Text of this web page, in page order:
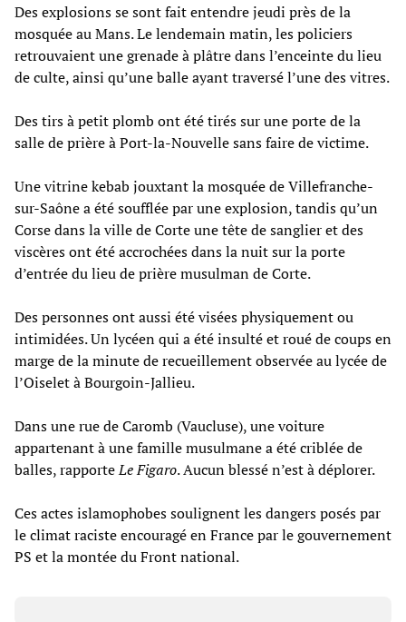
Des explosions se sont fait entendre jeudi près de la
mosquée au Mans. Le lendemain matin, les policiers
retrouvaient une grenade à plâtre dans l’enceinte du lieu
de culte, ainsi qu’une balle ayant traversé l’une des vitres.
Des tirs à petit plomb ont été tirés sur une porte de la
salle de prière à Port-la-Nouvelle sans faire de victime.
Une vitrine kebab jouxtant la mosquée de Villefranche-
sur-Saône a été soufflée par une explosion, tandis qu’un
Corse dans la ville de Corte une tête de sanglier et des
viscères ont été accrochées dans la nuit sur la porte
d’entrée du lieu de prière musulman de Corte.
Des personnes ont aussi été visées physiquement ou
intimidées. Un lycéen qui a été insulté et roué de coups en
marge de la minute de recueillement observée au lycée de
l’Oiselet à Bourgoin-Jallieu.
Dans une rue de Caromb (Vaucluse), une voiture
appartenant à une famille musulmane a été criblée de
balles, rapporteLeFigaro. Aucun blessé n’est à déplorer.
Ces actes islamophobes soulignent les dangers posés par
le climat raciste encouragé en France par le gouvernement
PS et la montée du Front national.